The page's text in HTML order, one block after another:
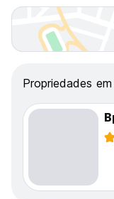
Propriedades